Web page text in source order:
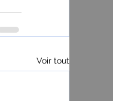
Voir tout